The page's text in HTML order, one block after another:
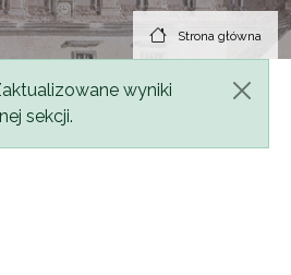
Strona główna
wyniki
sekcji.